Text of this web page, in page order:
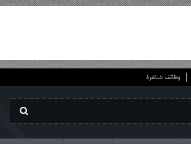
وظائف شاغرة